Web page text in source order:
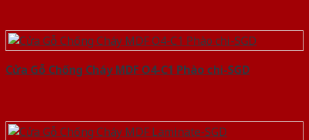
Cửa Gỗ Chống Cháy MDF O4-C1 Phào chi-SGD